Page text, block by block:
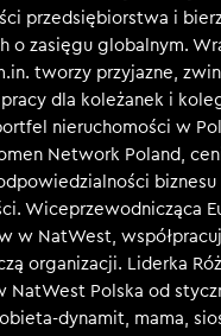
przedsiębiorstwa i
o zasięgu globalnym.
tworzy przyjazne,
dla koleżanek i
nieruchomości w
Network Poland,
Wiceprzewodnicząca
w NatWest,
organizacji. Liderka
NatWest Polska od
dynamit, mama,